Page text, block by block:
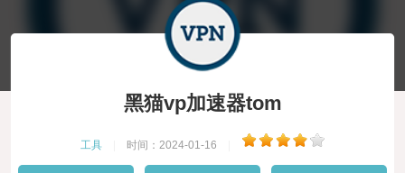
黑猫vp加速器tom
工具 时间：2024-01-16